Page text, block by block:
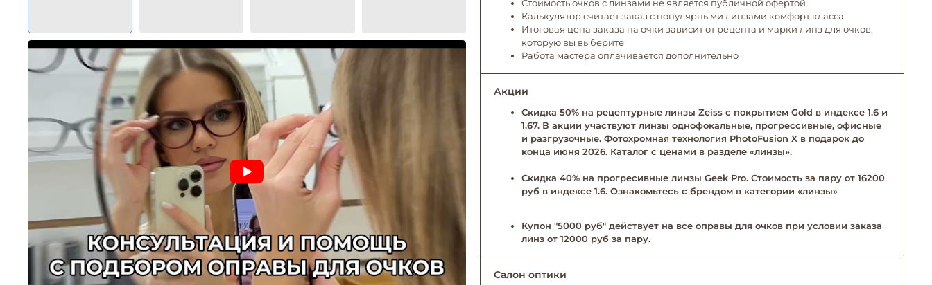
Стоимость очков с линзами не является публичной офертой
Калькулятор считает заказ с популярными линзами комфорт класса
Итоговая цена заказа на очки зависит от рецепта и марки линз для очков,
которую вы выберите
Работа мастера оплачивается дополнительно
Акции
Скидка 50% на рецептурные линзы Zeiss с покрытием Gold в индексе 1.6 и
1.67. В акции участвуют линзы однофокальные, прогрессивные, офисные
и разгрузочные. Фотохромная технология PhotoFusion X в подарок до
конца июня 2026. Каталог с ценами в разделе «линзы».
Скидка 40% на прогресивные линзы Geek Pro. Стоимость за пару от 16200
руб в индексе 1.6. Ознакомьтесь с брендом в категории «линзы»
Купон "5000 руб" действует на все оправы для очков при условии заказа
линз от 12000 руб за пару.
Салон оптики